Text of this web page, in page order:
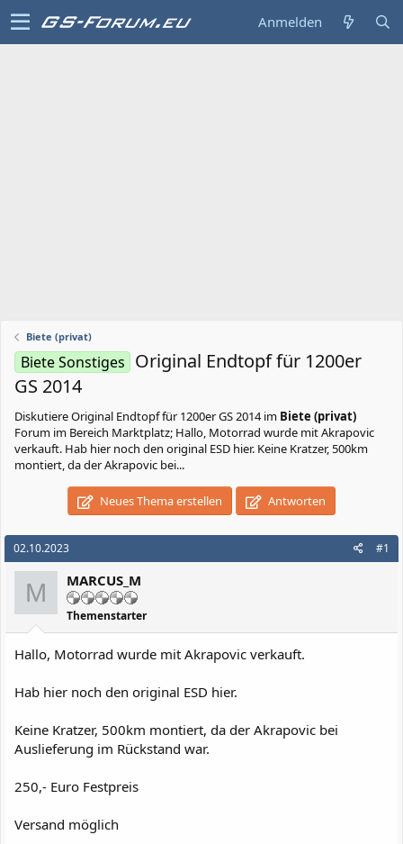
Anmelden
Biete (privat)
Biete Sonstiges Original Endtopf für 1200er
GS 2014
DiskutiereOriginal Endtopf für 1200er GS 2014im Biete (privat)
Forum im Bereich Marktplatz; Hallo, Motorrad wurde mit Akrapovic
verkauft. Hab hier noch den original ESD hier. Keine Kratzer, 500km
montiert, da der Akrapovic bei...
Neues Thema erstellen Antworten
02.10.2023 #1
M MARCUS_M
Themenstarter
Hallo, Motorrad wurde mit Akrapovic verkauft.
Hab hier noch den original ESD hier.
Keine Kratzer, 500km montiert, da der Akrapovic bei
Auslieferung im Rückstand war.
250,- Euro Festpreis
Versand möglich